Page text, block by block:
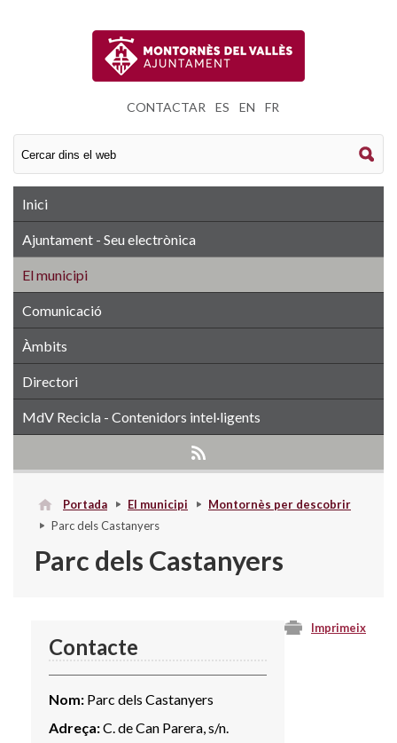
CONTACTAR ES EN FR
Inici
Ajuntament - Seu electrònica
El municipi
Comunicació
Àmbits
Directori
MdV Recicla - Contenidors intel·ligents
Portada El municipi
Montornès per descobrir
Parc dels Castanyers
Parc dels Castanyers
Imprimeix
Contacte
Nom: Parc dels Castanyers
Adreça:C. de Can Parera, s/n.